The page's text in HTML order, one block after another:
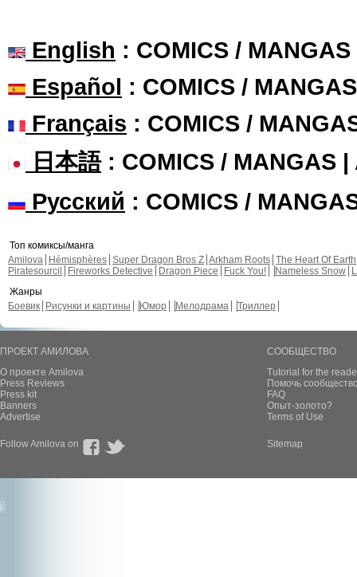
English : COMICS /
Español : COMICS /
Français : COMICS /
日本語: COMICS / MANGAS |
Русский : COMICS /
Топ комиксы/манга
Amilova
Hémisphères Super Dragon Bros Z Arkham Roots The Heart Of Earth
Piratesourcil
Fireworks Detective Dragon Piece Fuck You! Nameless Snow
Жанры
Боевик
Рисунки и картины Юмор Мелодрама Триллер
ПРОЕКТ АМИЛОВА
О проекте Amilova
Press Reviews
Press kit
Banners
Advertise
СООБЩЕСТВО
Tutorial for the
Помочь
FAQ
Опыт-золото?
Terms of Use
Follow Amilova on Sitemap